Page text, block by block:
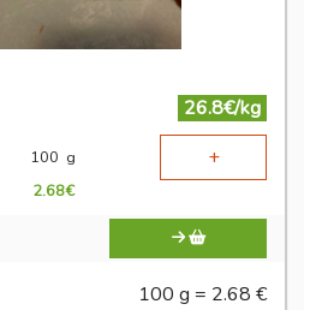
26.8€/kg
100 g +
2.68€
100 g = 2.68 €